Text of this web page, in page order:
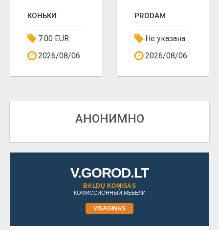
КОНЬКИ
7.00 EUR
2026/08/06
PRODAM
Не указана
2026/08/06
АНОНИМНО
V.GOROD.LT
BALDŲ KOMISAS
КОМИССИОННЫЙ МЕБЕЛИ
VISAGINAS